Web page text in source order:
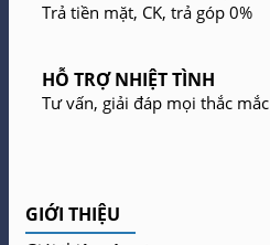
Trả tiền mặt, CK, trả góp 0%
HỖ TRỢ NHIỆT TÌNH
Tư vấn, giải đáp mọi thắc mắc
GIỚI THIỆU